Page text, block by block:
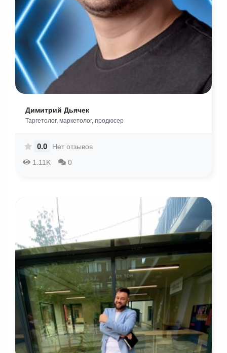
Димитрий Дьячек
Таргетолог, маркетолог, продюсер
1.11K 0
0.0 Нет отзывов